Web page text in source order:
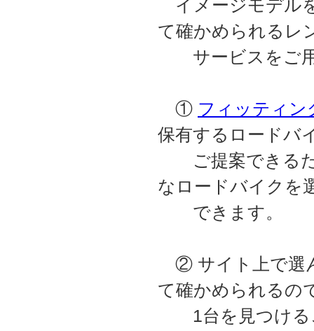
イメージモデル
て確かめられるレ
サービスをご用
① フィッティン
保有するロードバ
ご提案できるた
なロードバイクを
できます。
② サイト上で選
て確かめられるの
1台を見つける